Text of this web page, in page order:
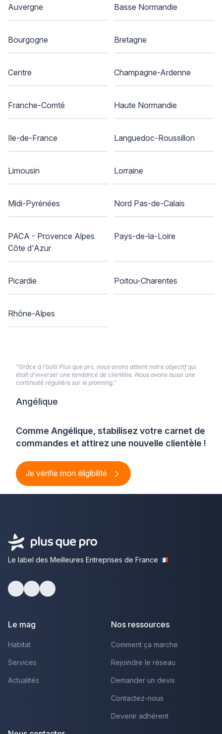
Auvergne Basse Normandie
Bourgogne Bretagne
Centre Champagne-Ardenne
Franche-Comté Haute Normandie
Ile-de-France Languedoc-Roussillon
Limousin Lorraine
Midi-Pyrénées Nord Pas-de-Calais
PACA - Provence Alpes
Côte d'Azur
Pays-de-la-Loire
Picardie Poitou-Charentes
Rhône-Alpes
Comme Angélique, stabilisez votre carnet de
commandes et attirez une nouvelle clientèle !
Je vérifie mon éligibilité
“Grâce à l’outil Plus que pro, nous avons atteint notre objectif qui
était d’inverser une tendance de clientèle. Nous avons aussi une
continuité régulière sur le planning.”
Angélique
Le label des Meilleures Entreprises de France
Le mag
Habitat
Services
Actualités
Nos ressources
Comment ça marche
Rejoindre le réseau
Demander un devis
Contactez-nous
Devenir adhérent